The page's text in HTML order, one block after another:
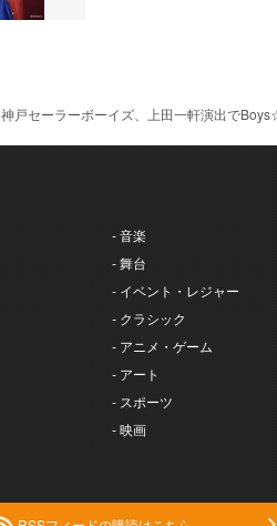
神戸セーラーボーイズ、上田一軒演出で
- 音楽
- 舞台
- イベント・レジャー
- クラシック
- アニメ・ゲーム
- アート
- スポーツ
- 映画